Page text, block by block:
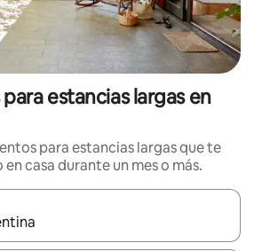
estancias largas en
para estancias largas que te
casa durante un mes o más.
estén disponibles, podrás navegar